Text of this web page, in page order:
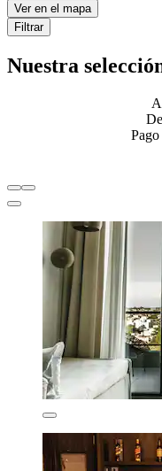
Ver en el mapa
Filtrar
Nuestra